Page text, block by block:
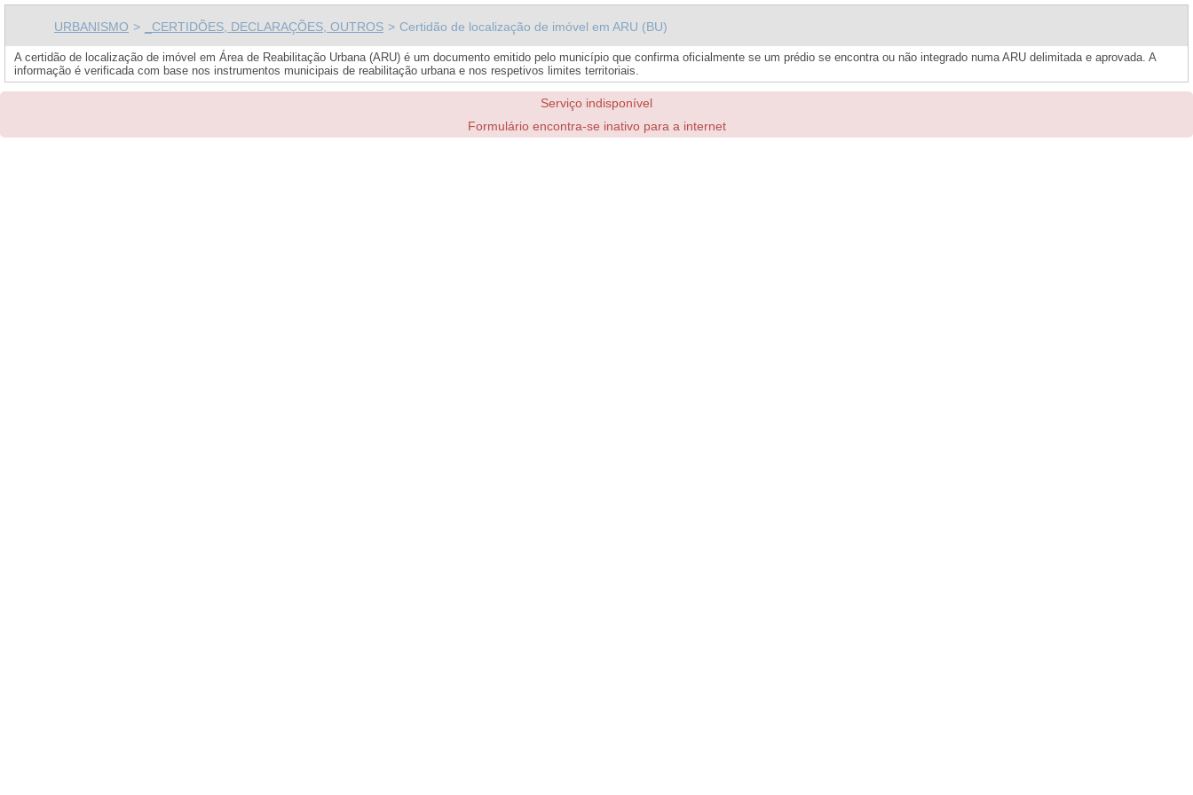
URBANISMO > _CERTIDÕES, DECLARAÇÕES, OUTROS > Certidão de localização de imóvel em ARU (BU)
A certidão de localização de imóvel em Área de Reabilitação Urbana (ARU) é um documento emitido pelo município que confirma oficialmente se um prédio se encontra ou não integrado numa ARU delimitada e aprovada. A
informação é verificada com base nos instrumentos municipais de reabilitação urbana e nos respetivos limites territoriais.
Serviço indisponível
Formulário encontra-se inativo para a internet